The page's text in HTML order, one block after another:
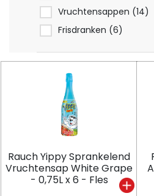
Vruchtensappen (14)
Frisdranken (6)
Rauch Yippy Sprankelend
Vruchtensap White Grape
- 0,75L x 6 - Fles